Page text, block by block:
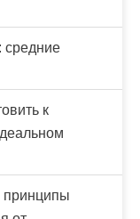
средние
к
принципы